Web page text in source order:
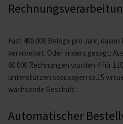
Fast 400.000 Belege pro Jahr,
verarbeitet. Oder anders gesagt:
60.000 Rechnungen wurden 4 für
unterstützen sozusagen ca.15
wachsende Geschäft.
Automatischer